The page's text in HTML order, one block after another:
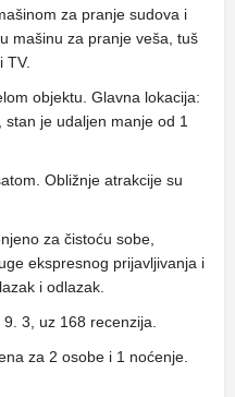
za pranje sudova i
mašinu za pranje veša, tuš
TV.
objektu. Glavna lokacija:
je udaljen manje od 1
Obližnje atrakcije su
za čistoću sobe,
ekspresnog prijavljivanja i
i odlazak.
3, uz 168 recenzija.
za 2 osobe i 1 noćenje.